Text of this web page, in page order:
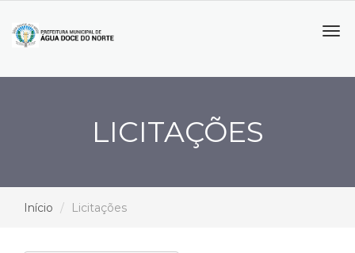
LICITAÇÕES
Início Licitações